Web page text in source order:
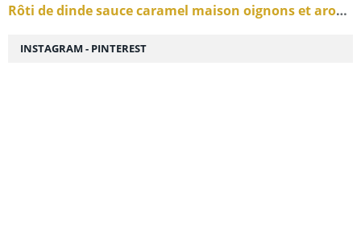
Rôti de dinde sauce caramel maison oignons et aromates du sud .
INSTAGRAM - PINTEREST